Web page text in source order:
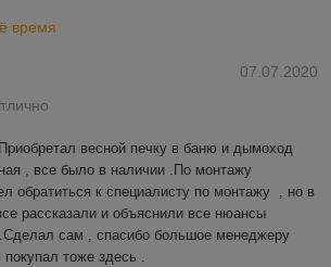
время
07.07.2020
весной печку в баню и дымоход
, все было в наличии .По монтажу
обратиться к специалисту по монтажу  , но в
рассказали и объяснили все нюансы
сам , спасибо большое менеджеру
тоже здесь .